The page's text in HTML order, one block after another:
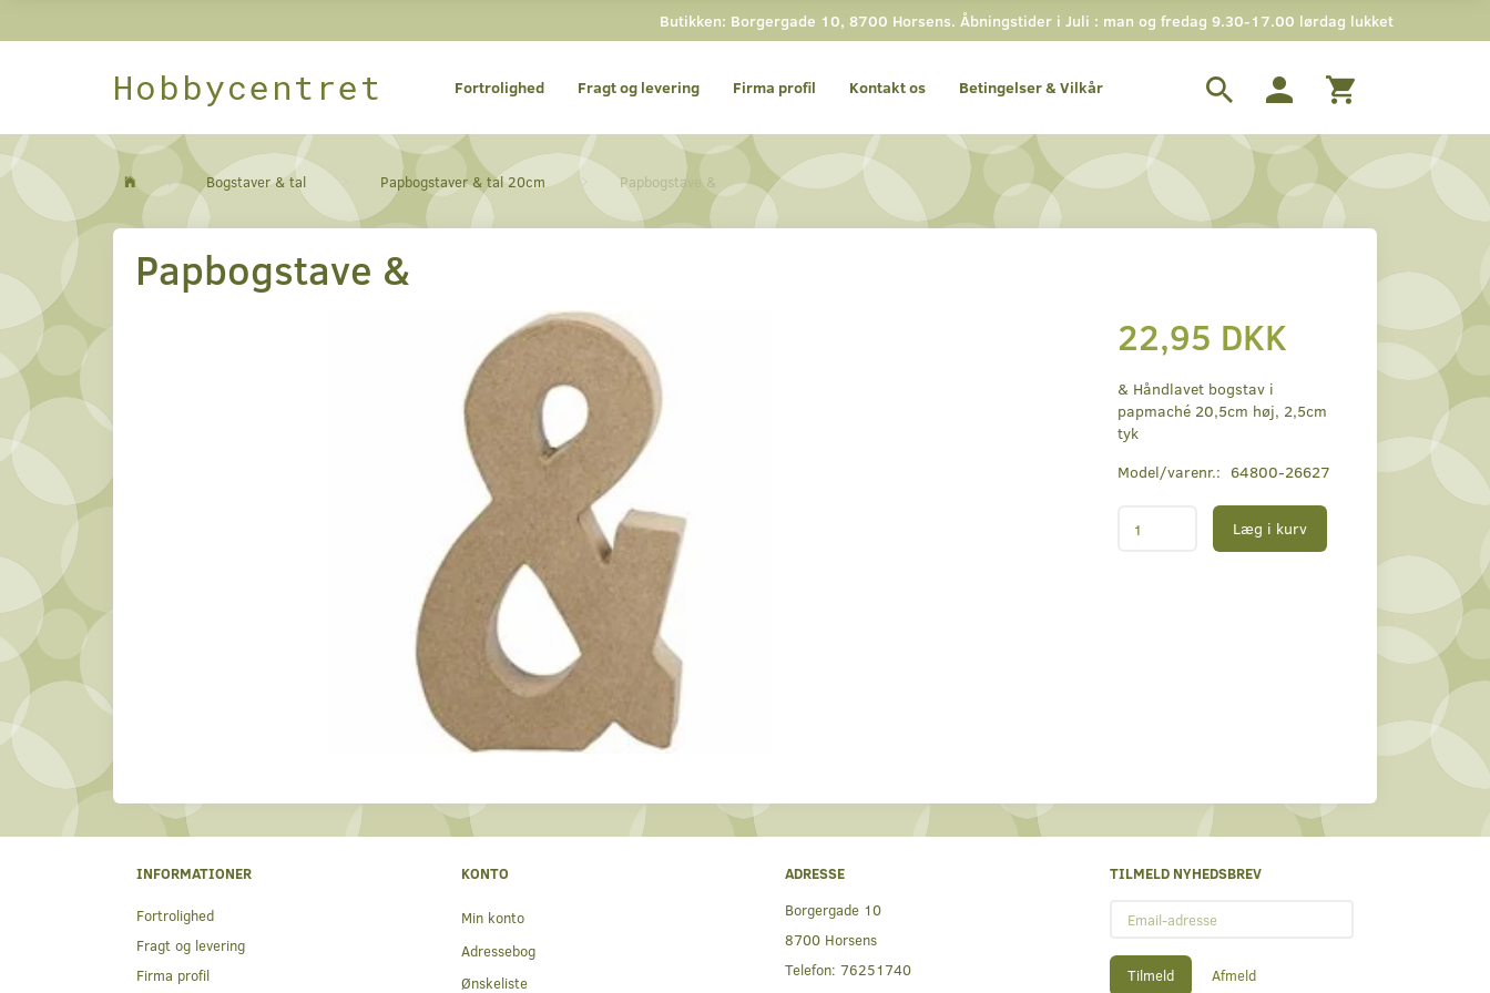
Butikken: Borgergade 10, 8700 Horsens. Åbningstider i Juli : man og fredag 9.30-17.00 lørdag lukket
Hobbycentret Fortrolighed Fragt og levering Firma profil Kontakt os Betingelser & Vilkår
Bogstaver & tal Papbogstaver & tal 20cm Papbogstave &
Papbogstave &
22,95 DKK
& Håndlavet bogstav i
papmaché 20,5cm høj, 2,5cm
tyk
Model/varenr.: 64800-26627
Læg i kurv
INFORMATIONER
Fortrolighed
Fragt og levering
Firma profil
KONTO
Min konto
Adressebog
Ønskeliste
ADRESSE
Borgergade 10
8700 Horsens
Telefon: 76251740
TILMELD NYHEDSBREV
adresse
Tilmeld Afmeld